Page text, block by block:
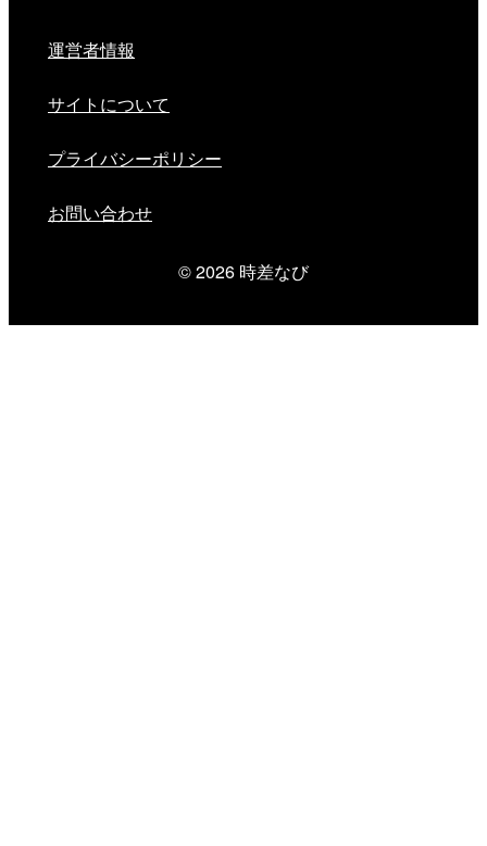
運営者情報
サイトについて
プライバシーポリシー
お問い合わせ
© 2026 時差なび